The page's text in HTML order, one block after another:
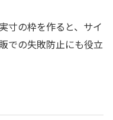
寸の枠を作ると、サイ
での失敗防止にも役立